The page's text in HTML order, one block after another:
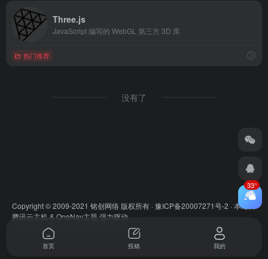
Three.js
JavaScript 编写的 WebGL 第三方 3D 库
热门推荐
没有了
Copyright © 2009-2021 铭创网络 版权所有 ·豫ICP备20007271号-2 · 本站由
腾讯云主机 & OneNav主题 强力驱动
33°
首页 投稿 我的